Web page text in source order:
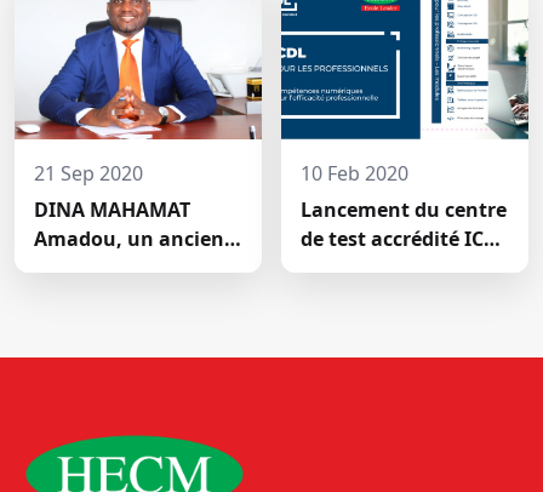
ZÉRO
PALU:DISCOURS DE
M. Halil BAKARY,
REPRESENTANT DES
21 Sep 2020
DINA MAHAMAT
Amadou, un ancien
étudiant de l'Ecole
société de téléphonie
10 Feb 2020
Lancement du centre
de test accrédité ICDL
de la Haute École de